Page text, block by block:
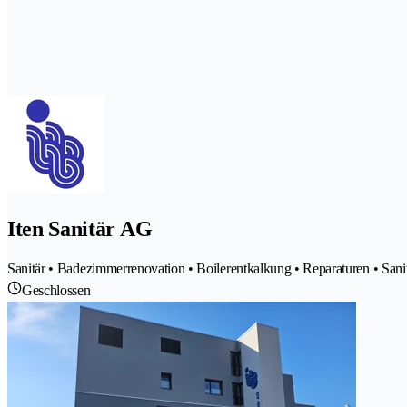
Iten Sanitär AG
Sanitär • Badezimmerrenovation • Boilerentkalkung • Reparaturen •
Geschlossen